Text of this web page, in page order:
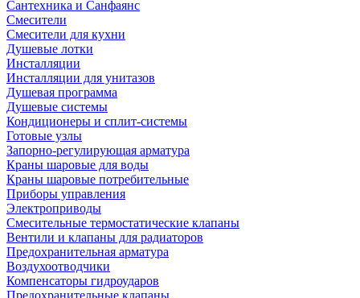
Сантехника и Санфаянс
Смесители
Смесители для кухни
Душевые лотки
Инсталляции
Инсталляции для унитазов
Душевая программа
Душевые системы
Кондиционеры и сплит-системы
Готовые узлы
Запорно-регулирующая арматура
Краны шаровые для воды
Краны шаровые потребительные
Приборы управления
Электроприводы
Смесительные термостатические клапаны
Вентили и клапаны для радиаторов
Предохранительная арматура
Воздухоотводчики
Компенсаторы гидроударов
Предохранительные клапаны